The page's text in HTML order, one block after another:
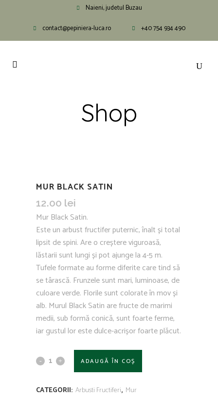
Naieni, judetul Buzau
contact@pepiniera-luca.ro
+40 754 934 490
Shop
MUR BLACK SATIN
12.00 lei
Mur Black Satin.
Este un arbust fructifer puternic, înalt și total
lipsit de spini. Are o creștere viguroasă,
lăstarii sunt lungi și pot ajunge la 4-5 m.
Tufele formate au forme diferite care tind să
se târască. Frunzele sunt mari, luminoase, de
culoare verde. Florile sunt colorate în mov și
alb. Murul Black Satin are fructe de marimi
medii, sub formă conică, sunt foarte ferme,
iar gustul lor este dulce-acrișor foarte plăcut.
ADAUGĂ ÎN COȘ
CATEGORII: Arbusti Fructiferi, Mur